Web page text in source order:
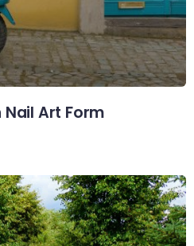
Art Form